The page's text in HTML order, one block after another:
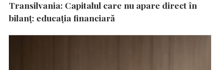
Transilvania: Capitalul care nu apare direct în
bilanț: educația financiară